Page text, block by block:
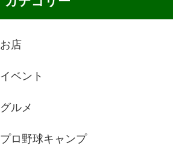
お店
イベント
グルメ
プロ野球キャンプ